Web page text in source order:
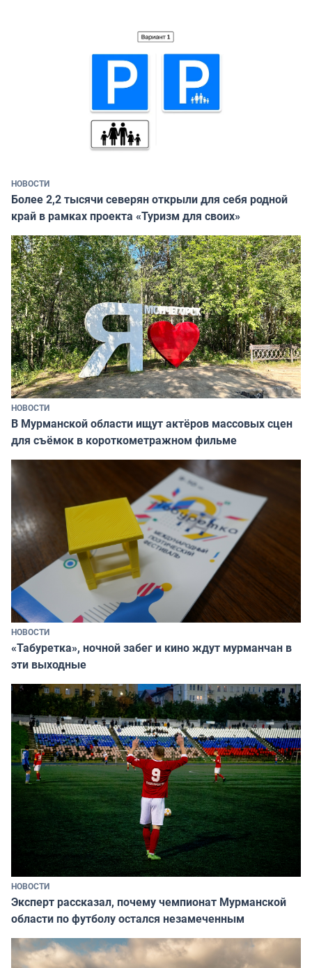
НОВОСТИ
Более 2,2 тысячи северян открыли для себя родной
край в рамках проекта «Туризм для своих»
НОВОСТИ
В Мурманской области ищут актёров массовых сцен
для съёмок в короткометражном фильме
НОВОСТИ
«Табуретка», ночной забег и кино ждут мурманчан в
эти выходные
НОВОСТИ
Эксперт рассказал, почему чемпионат Мурманской
области по футболу остался незамеченным